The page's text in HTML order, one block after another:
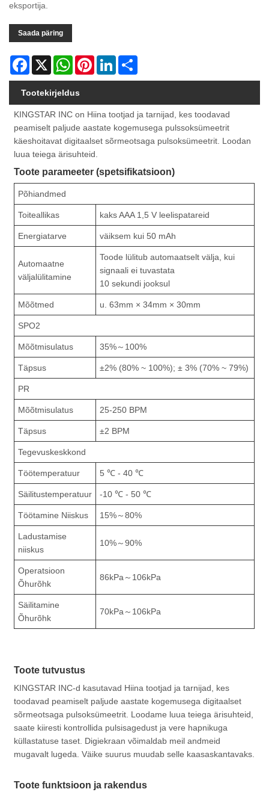
eksportija.
Saada päring
Facebook
X WhatsAppPinterestLinkedIn
Tootekirjeldus
KINGSTAR INC on Hiina tootjad ja tarnijad, kes toodavad
peamiselt paljude aastate kogemusega pulssoksümeetrit
käeshoitavat digitaalset sõrmeotsaga pulsoksümeetrit. Loodan
luua teiega ärisuhteid.
Toote parameeter (spetsifikatsioon)
Põhiandmed
Toiteallikas kaks AAA 1,5 V leelispatareid
Energiatarve väiksem kui 50 mAh
Automaatne
väljalülitamine
Toode lülitub automaatselt välja, kui
signaali ei tuvastata
10 sekundi jooksul
Mõõtmed u. 63mm × 34mm × 30mm
SPO2
Mõõtmisulatus 35%～100%
Täpsus ±2% (80% ~ 100%); ± 3% (70% ~ 79%)
PR
Mõõtmisulatus 25-250 BPM
Täpsus ±2 BPM
Tegevuskeskkond
Töötemperatuur 5 ℃ - 40 ℃
Säilitustemperatuur -10 ℃ - 50 ℃
Töötamine Niiskus 15%～80%
Ladustamise
niiskus
10%～90%
Operatsioon
Õhurõhk
86kPa～106kPa
Säilitamine
Õhurõhk
70kPa～106kPa
Toote tutvustus
KINGSTAR INC-d kasutavad Hiina tootjad ja tarnijad, kes
toodavad peamiselt paljude aastate kogemusega digitaalset
sõrmeotsaga pulsoksümeetrit. Loodame luua teiega ärisuhteid,
saate kiiresti kontrollida pulsisagedust ja vere hapnikuga
küllastatuse taset. Digiekraan võimaldab meil andmeid
mugavalt lugeda. Väike suurus muudab selle kaasaskantavaks.
Toote funktsioon ja rakendus